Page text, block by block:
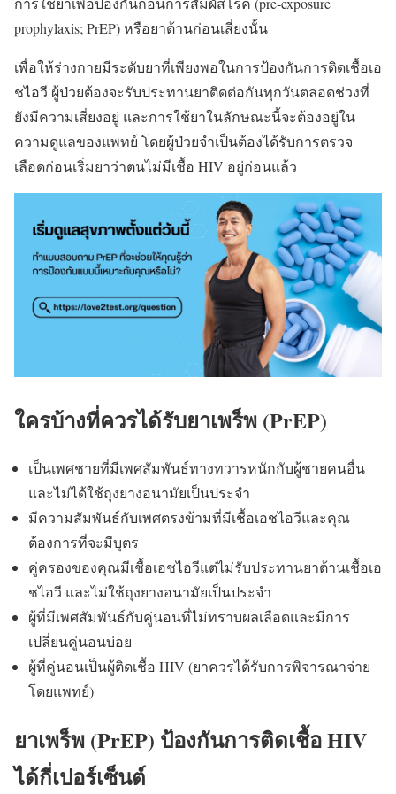
prophylaxis; PrEP) หรือยาต้านก่อนเสี่ยงนั้น
เพื่อให้ร่างกายมีระดับยาที่เพียงพอในการป้องกันการติดเชื้อเอ
ชไอวี ผู้ป่วยต้องจะรับประทานยาติดต่อกันทุกวันตลอดช่วงที่
ยังมีความเสี่ยงอยู่ และการใช้ยาในลักษณะนี้จะต้องอยู่ใน
ความดูแลของแพทย์ โดยผู้ป่วยจำเป็นต้องได้รับการตรวจ
เลือดก่อนเริ่มยาว่าตนไม่มีเชื้อ HIV อยู่ก่อนแล้ว
ใครบ้างที่ควรได้รับยาเพร็พ (PrEP)
เป็นเพศชายที่มีเพศสัมพันธ์ทางทวารหนักกับผู้ชายคนอื่น
และไม่ได้ใช้ถุงยางอนามัยเป็นประจำ
มีความสัมพันธ์กับเพศตรงข้ามที่มีเชื้อเอชไอวีและคุณ
ต้องการที่จะมีบุตร
คู่ครองของคุณมีเชื้อเอชไอวีแต่ไม่รับประทานยาต้านเชื้อเอ
ชไอวี และไม่ใช้ถุงยางอนามัยเป็นประจำ
ผู้ที่มีเพศสัมพันธ์กับคู่นอนที่ไม่ทราบผลเลือดและมีการ
เปลี่ยนคู่นอนบ่อย
ผู้ที่คู่นอนเป็นผู้ติดเชื้อ HIV (ยาควรได้รับการพิจารณาจ่าย
โดยแพทย์)
ยาเพร็พ (PrEP) ป้องกันการติดเชื้อ HIV
ได้กี่เปอร์เซ็นต์